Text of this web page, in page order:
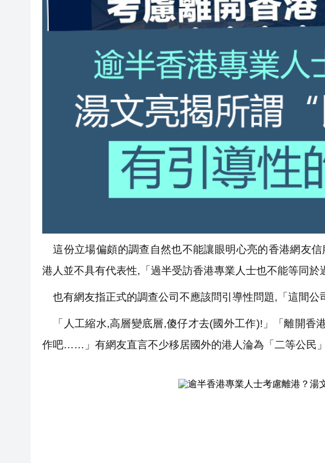
這份立場偏頗的調查自然也不能讓眼明心亮的香港網友
港人並不具有代表性,「過半受訪香港專業人士也不能等同於
也有網友指正式的調查公司不應該問引導性問題,「這間公
「人工縮水,高層變底層,傻仔才去(國外工作)!」「離開香
作吧……」有網友直言不少移居國外的港人淪為「二等公民